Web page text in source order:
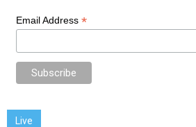
Email Address *
Live